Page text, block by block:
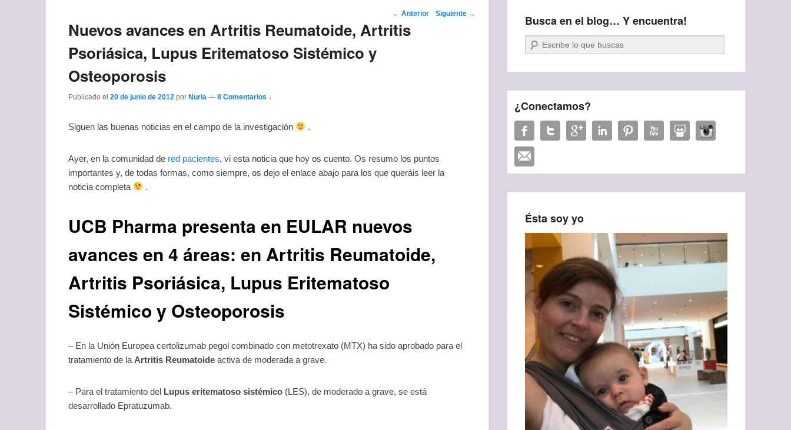
Navegador de
← Anterior Siguiente →
Nuevos avances en Artritis Reumatoide, Artritis
Psoriásica, Lupus Eritematoso Sistémico y
Osteoporosis
Publicado el 20 de junio de 2012 por Nuria — 8 Comentarios ↓
Siguen las buenas noticias en el campo de la investigación .
Ayer, en la comunidad de red pacientes, vi esta noticia que hoy os cuento. Os resumo los puntos
importantes y, de todas formas, como siempre, os dejo el enlace abajo para los que queráis leer la
noticia completa
.
UCB Pharma presenta en EULAR nuevos
avances en 4 áreas: en Artritis Reumatoide,
Artritis Psoriásica, Lupus Eritematoso
Sistémico y Osteoporosis
– En la Unión Europea certolizumab pegol combinado con metotrexato (MTX) ha sido aprobado para el
tratamiento de la Artritis Reumatoide activa de moderada a grave.
– Para el tratamiento del Lupus eritematoso sistémico (LES), de moderado a grave, se está
desarrollado Epratuzumab.
Busca en el blog… Y encuentra!
Buscar
¿Conectamos?
Ésta soy yo